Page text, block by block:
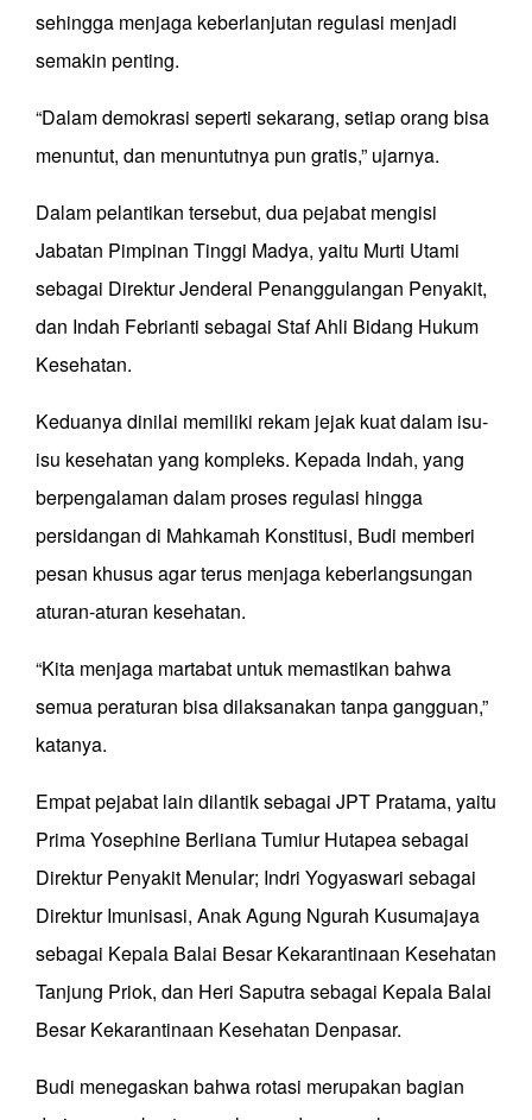
sehingga menjaga keberlanjutan regulasi menjadi
semakin penting.
“Dalam demokrasi seperti sekarang, setiap orang bisa
menuntut, dan menuntutnya pun gratis,” ujarnya.
Dalam pelantikan tersebut, dua pejabat mengisi
Jabatan Pimpinan Tinggi Madya, yaitu Murti Utami
sebagai Direktur Jenderal Penanggulangan Penyakit,
dan Indah Febrianti sebagai Staf Ahli Bidang Hukum
Kesehatan.
Keduanya dinilai memiliki rekam jejak kuat dalam isu-
isu kesehatan yang kompleks. Kepada Indah, yang
berpengalaman dalam proses regulasi hingga
persidangan di Mahkamah Konstitusi, Budi memberi
pesan khusus agar terus menjaga keberlangsungan
aturan-aturan kesehatan.
“Kita menjaga martabat untuk memastikan bahwa
semua peraturan bisa dilaksanakan tanpa gangguan,”
katanya.
Empat pejabat lain dilantik sebagai JPT Pratama, yaitu
Prima Yosephine Berliana Tumiur Hutapea sebagai
Direktur Penyakit Menular; Indri Yogyaswari sebagai
Direktur Imunisasi, Anak Agung Ngurah Kusumajaya
sebagai Kepala Balai Besar Kekarantinaan Kesehatan
Tanjung Priok, dan Heri Saputra sebagai Kepala Balai
Besar Kekarantinaan Kesehatan Denpasar.
Budi menegaskan bahwa rotasi merupakan bagian